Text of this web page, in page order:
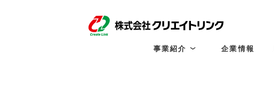
事業紹介 企業情報